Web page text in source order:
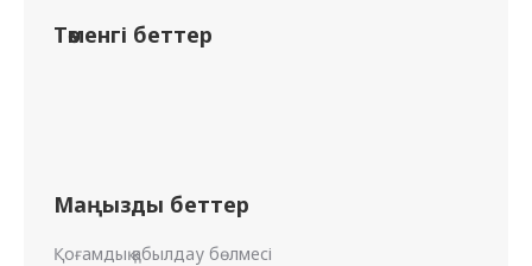
Төменгі беттер
Маңызды беттер
Қоғамдық қабылдау бөлмесі